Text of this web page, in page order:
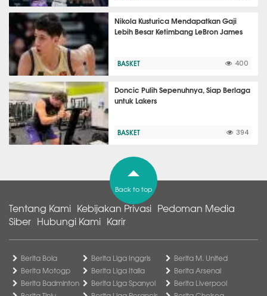
Nikola Kusturica Mendapatkan Gaji
Lebih Besar Ketimbang LeBron James
BASKET 400
Doncic Pulih Sepenuhnya, Siap Berlaga
untuk Lakers
BASKET 394
Back to top
Tentang Kami Kebijakan Privasi Pedoman Media
Siber Hubungi Kami Karir
Berita Bola
Berita Motogp
Berita Badminton
Berita Liga Inggris
Berita Liga Italia
Berita Liga Spanyol
Berita M. United
Berita Arsenal
Berita Liverpool